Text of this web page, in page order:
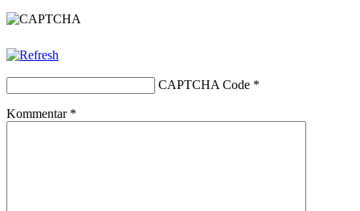
CAPTCHA Code *
Kommentar *